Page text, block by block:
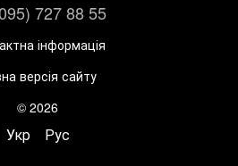
727 88 55
інформація
версія сайту
© 2026
Укр Рус